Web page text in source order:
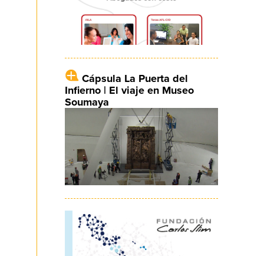
Cápsula La Puerta del
Infierno | El viaje en Museo
Soumaya